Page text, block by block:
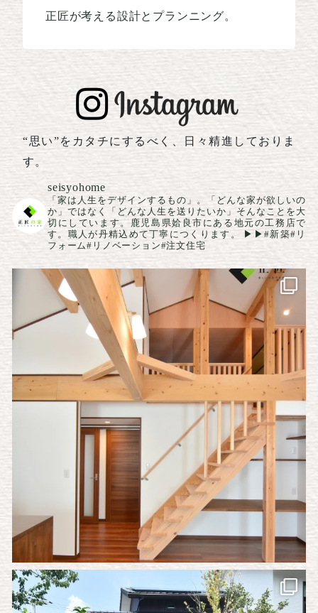
正匠が考える設計とプランニング。
“思い”をカタチにするべく、日々精進しておりま
す。
seisyohome
「家は人生をデザインするもの」。「どんな家が欲しいの
か」ではなく「どんな人生を送りたいか」そんなことを大
切にしています。鹿児島県姶良市にある地元の工務店で
す。職人が丹精込めて丁寧につくります。
▶▶#新築#リ
フォーム#リノベーション#注文住宅